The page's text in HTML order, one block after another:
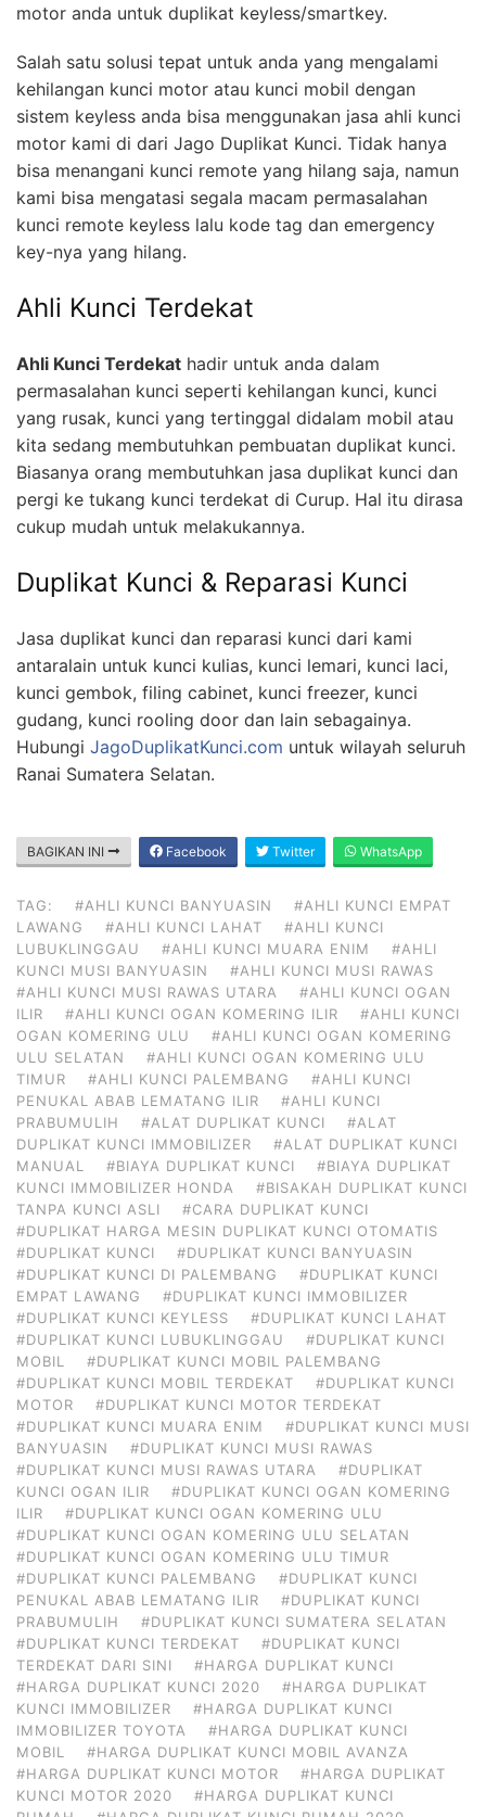
motor anda untuk duplikat keyless/smartkey.
Salah satu solusi tepat untuk anda yang mengalami
kehilangan kunci motor atau kunci mobil dengan
sistem keyless anda bisa menggunakan jasa ahli kunci
motor kami di dari Jago Duplikat Kunci. Tidak hanya
bisa menangani kunci remote yang hilang saja, namun
kami bisa mengatasi segala macam permasalahan
kunci remote keyless lalu kode tag dan emergency
key-nya yang hilang.
Ahli Kunci Terdekat
Ahli Kunci Terdekat hadir untuk anda dalam
permasalahan kunci seperti kehilangan kunci, kunci
yang rusak, kunci yang tertinggal didalam mobil atau
kita sedang membutuhkan pembuatan duplikat kunci.
Biasanya orang membutuhkan jasa duplikat kunci dan
pergi ke tukang kunci terdekat di Curup. Hal itu dirasa
cukup mudah untuk melakukannya.
Duplikat Kunci & Reparasi Kunci
Jasa duplikat kunci dan reparasi kunci dari kami
antaralain untuk kunci kulias, kunci lemari, kunci laci,
kunci gembok, filing cabinet, kunci freezer, kunci
gudang, kunci rooling door dan lain sebagainya.
Hubungi JagoDuplikatKunci.com untuk wilayah seluruh
Ranai Sumatera Selatan.
BAGIKAN INI Facebook Twitter WhatsApp
TAG: #AHLI KUNCI BANYUASIN
#AHLI KUNCI EMPAT
LAWANG
#AHLI KUNCI LAHAT
#AHLI KUNCI
LUBUKLINGGAU
#AHLI KUNCI MUARA ENIM
#AHLI
KUNCI MUSI BANYUASIN
#AHLI KUNCI MUSI RAWAS
#AHLI KUNCI MUSI RAWAS UTARA
#AHLI KUNCI OGAN
ILIR
#AHLI KUNCI OGAN KOMERING ILIR
#AHLI KUNCI
OGAN KOMERING ULU
#AHLI KUNCI OGAN KOMERING
ULU SELATAN
#AHLI KUNCI OGAN KOMERING ULU
TIMUR
#AHLI KUNCI PALEMBANG
#AHLI KUNCI
PENUKAL ABAB LEMATANG ILIR
#AHLI KUNCI
PRABUMULIH
#ALAT DUPLIKAT KUNCI
#ALAT
DUPLIKAT KUNCI IMMOBILIZER
#ALAT DUPLIKAT KUNCI
MANUAL
#BIAYA DUPLIKAT KUNCI
#BIAYA DUPLIKAT
KUNCI IMMOBILIZER HONDA
#BISAKAH DUPLIKAT KUNCI
TANPA KUNCI ASLI
#CARA DUPLIKAT KUNCI
#DUPLIKAT HARGA MESIN DUPLIKAT KUNCI OTOMATIS
#DUPLIKAT KUNCI
#DUPLIKAT KUNCI BANYUASIN
#DUPLIKAT KUNCI DI PALEMBANG
#DUPLIKAT KUNCI
EMPAT LAWANG
#DUPLIKAT KUNCI IMMOBILIZER
#DUPLIKAT KUNCI KEYLESS
#DUPLIKAT KUNCI LAHAT
#DUPLIKAT KUNCI LUBUKLINGGAU
#DUPLIKAT KUNCI
MOBIL
#DUPLIKAT KUNCI MOBIL PALEMBANG
#DUPLIKAT KUNCI MOBIL TERDEKAT
#DUPLIKAT KUNCI
MOTOR
#DUPLIKAT KUNCI MOTOR TERDEKAT
#DUPLIKAT KUNCI MUARA ENIM
#DUPLIKAT KUNCI MUSI
BANYUASIN
#DUPLIKAT KUNCI MUSI RAWAS
#DUPLIKAT KUNCI MUSI RAWAS UTARA
#DUPLIKAT
KUNCI OGAN ILIR
#DUPLIKAT KUNCI OGAN KOMERING
ILIR
#DUPLIKAT KUNCI OGAN KOMERING ULU
#DUPLIKAT KUNCI OGAN KOMERING ULU SELATAN
#DUPLIKAT KUNCI OGAN KOMERING ULU TIMUR
#DUPLIKAT KUNCI PALEMBANG
#DUPLIKAT KUNCI
PENUKAL ABAB LEMATANG ILIR
#DUPLIKAT KUNCI
PRABUMULIH
#DUPLIKAT KUNCI SUMATERA SELATAN
#DUPLIKAT KUNCI TERDEKAT
#DUPLIKAT KUNCI
TERDEKAT DARI SINI
#HARGA DUPLIKAT KUNCI
#HARGA DUPLIKAT KUNCI 2020
#HARGA DUPLIKAT
KUNCI IMMOBILIZER
#HARGA DUPLIKAT KUNCI
IMMOBILIZER TOYOTA
#HARGA DUPLIKAT KUNCI
MOBIL
#HARGA DUPLIKAT KUNCI MOBIL AVANZA
#HARGA DUPLIKAT KUNCI MOTOR
#HARGA DUPLIKAT
KUNCI MOTOR 2020
#HARGA DUPLIKAT KUNCI